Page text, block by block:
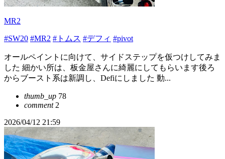
MR2
#SW20 #MR2 #トムス #デフィ #pivot
オールペイントに向けて、サイドステップを仮つけしてみま
した 細かい所は、板金屋さんに綺麗にしてもらいます後ろ
からブースト系は新調し、Defiにしました 動...
thumb_up 78
comment2
2026/04/12 21:59